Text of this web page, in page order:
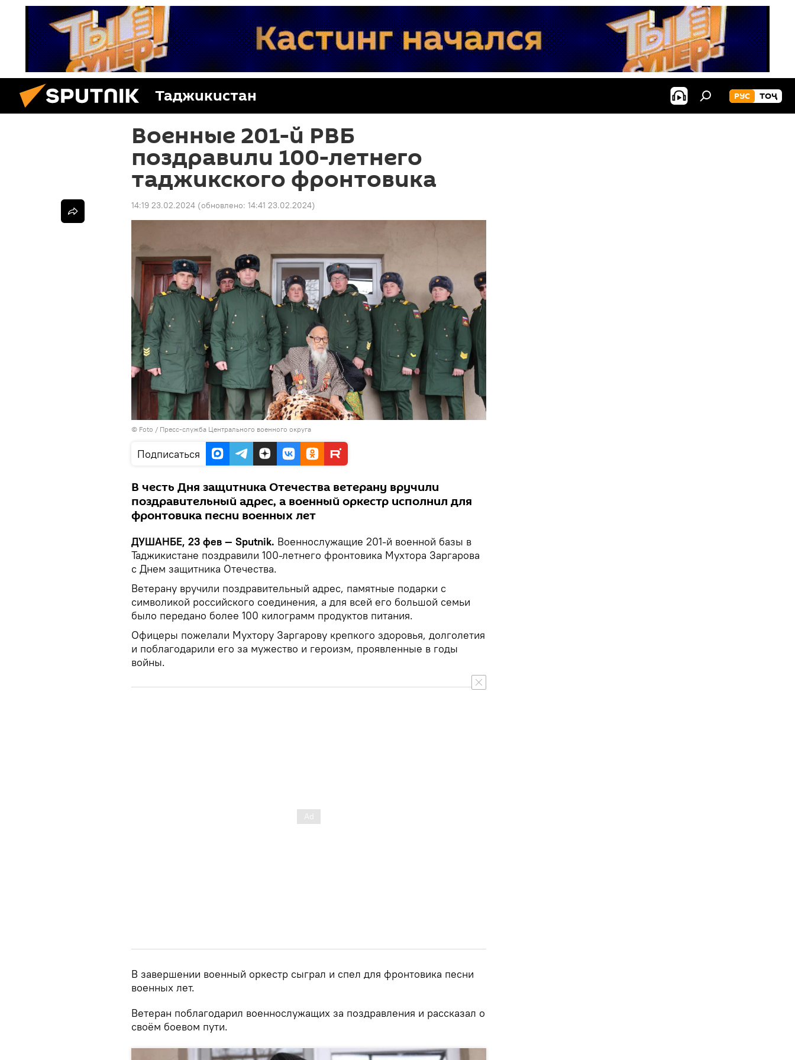
Таджикистан РУС ТОҶ
Военные 201-й РВБ
поздравили 100-летнего
таджикского фронтовика
14:19 23.02.2024 (обновлено: 14:41 23.02.2024)
© Foto / Пресс-служба Центрального военного округа
Подписаться
В честь Дня защитника Отечества ветерану вручили
поздравительный адрес, а военный оркестр исполнил для
фронтовика песни военных лет
ДУШАНБЕ, 23 фев — Sputnik. Военнослужащие 201-й военной базы в
Таджикистане поздравили 100-летнего фронтовика Мухтора Заргарова
с Днем защитника Отечества.
Ветерану вручили поздравительный адрес, памятные подарки с
символикой российского соединения, а для всей его большой семьи
было передано более 100 килограмм продуктов питания.
Офицеры пожелали Мухтору Заргарову крепкого здоровья, долголетия
и поблагодарили его за мужество и героизм, проявленные в годы
войны.
В завершении военный оркестр сыграл и спел для фронтовика песни
военных лет.
Ветеран поблагодарил военнослужащих за поздравления и рассказал о
своём боевом пути.